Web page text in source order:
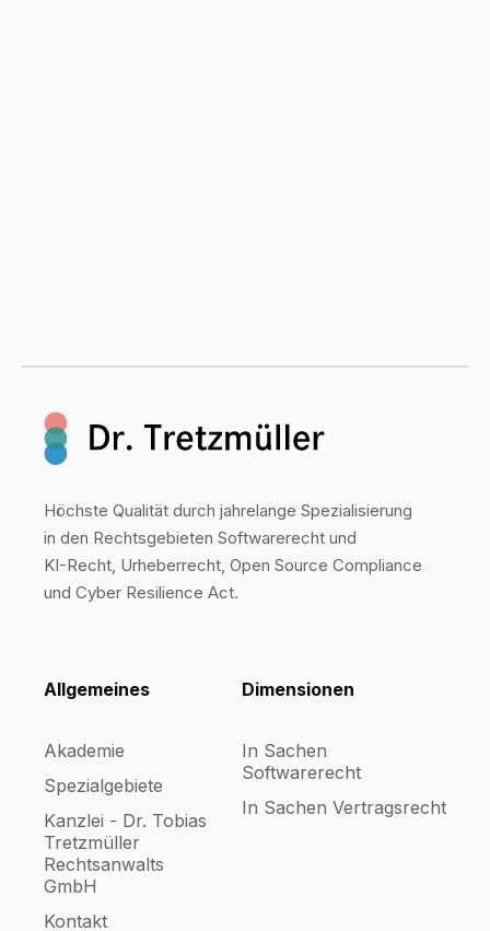
Höchste Qualität durch jahrelange Spezialisierung
in den Rechtsgebieten Softwarerecht und
KI-Recht, Urheberrecht, Open Source Compliance
und Cyber Resilience Act.
Allgemeines
Akademie
Spezialgebiete
Kanzlei - Dr. Tobias
Tretzmüller
Rechtsanwalts
GmbH
Kontakt
Dimensionen
In Sachen
Softwarerecht
In Sachen Vertragsrecht